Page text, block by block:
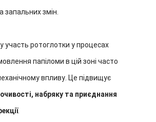
запальних змін.
участь ротоглотки у процесах
папіломи в цій зоні часто
впливу. Це підвищує
набряку та приєднання
.